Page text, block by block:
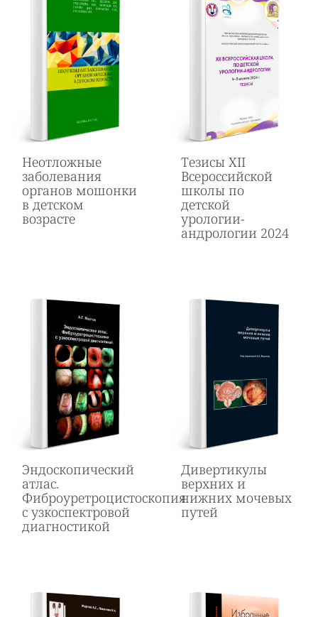
Неотложные
заболевания
органов мошонки
в детском
возрасте
Тезисы ХII
Всероссийской
школы по
детской
урологии-
андрологии 2024
Эндоскопический
атлас.
Фиброуретроцистоскопия
с узкоспектровой
диагностикой
Дивертикулы
верхних и
нижних мочевых
путей